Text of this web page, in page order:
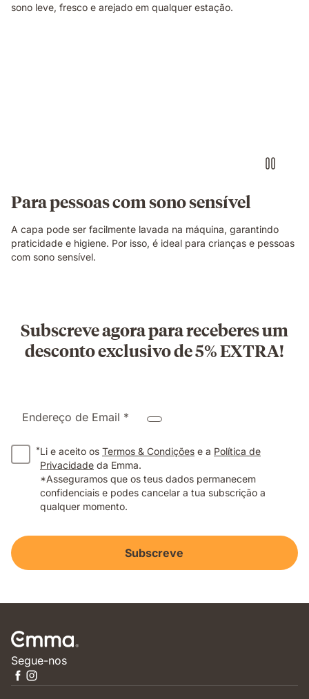
sono leve, fresco e arejado em qualquer estação.
Para pessoas com sono sensível
A capa pode ser facilmente lavada na máquina, garantindo
praticidade e higiene. Por isso, é ideal para crianças e pessoas
com sono sensível.
Subscreve agora para receberes um
desconto exclusivo de 5% EXTRA!
Endereço de Email *
*Li e aceito os Termos & Condições e a Política de
Privacidade da Emma.
*Asseguramos que os teus dados permanecem
confidenciais e podes cancelar a tua subscrição a
qualquer momento.
Subscreve
Segue-nos